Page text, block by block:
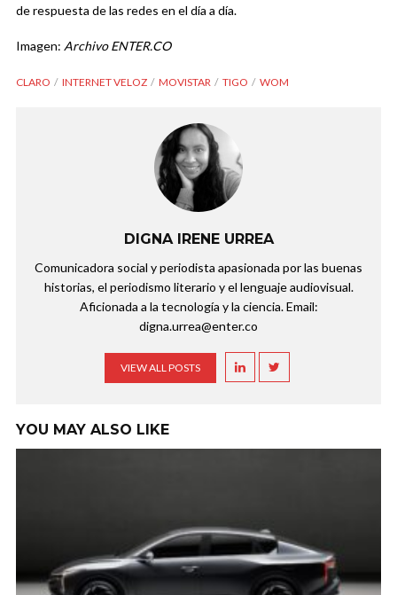
de respuesta de las redes en el día a día.
Imagen: Archivo ENTER.CO
CLARO INTERNET VELOZ MOVISTAR TIGO WOM
DIGNA IRENE URREA
Comunicadora social y periodista apasionada por las buenas
historias, el periodismo literario y el lenguaje audiovisual.
Aficionada a la tecnología y la ciencia. Email:
digna.urrea@enter.co
VIEW ALL POSTS
YOU MAY ALSO LIKE